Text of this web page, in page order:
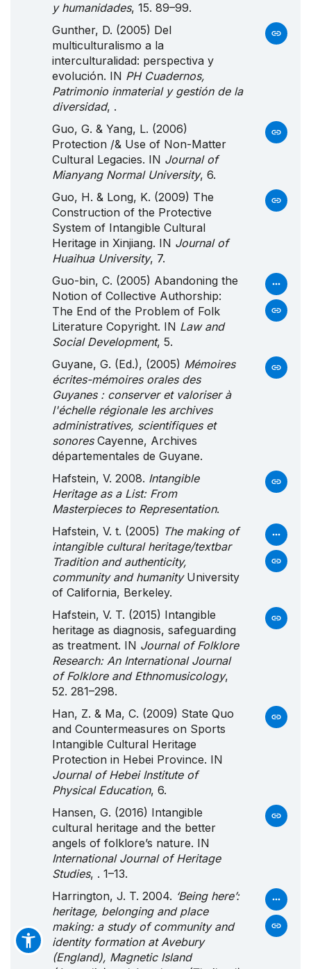
y humanidades, 15. 89–99.
Gunther, D. (2005) Del
multiculturalismo a la
interculturalidad: perspectiva y
evolución. IN PH Cuadernos,
Patrimonio inmaterial y gestión de la
diversidad, .
Guo, G. & Yang, L. (2006)
Protection /& Use of Non-Matter
Cultural Legacies. IN Journal of
Mianyang Normal University, 6.
Guo, H. & Long, K. (2009) The
Construction of the Protective
System of Intangible Cultural
Heritage in Xinjiang. IN Journal of
Huaihua University, 7.
Guo-bin, C. (2005) Abandoning the
Notion of Collective Authorship:
The End of the Problem of Folk
Literature Copyright. IN Law and
Social Development, 5.
Guyane, G. (Ed.), (2005) Mémoires
écrites-mémoires orales des
Guyanes : conserver et valoriser à
l'échelle régionale les archives
administratives, scientifiques et
sonoresCayenne, Archives
départementales de Guyane.
Hafstein, V. 2008. Intangible
Heritage as a List: From
Masterpieces to Representation.
Hafstein, V. t. (2005) The making of
intangible cultural heritage/textbar
Tradition and authenticity,
community and humanityUniversity
of California, Berkeley.
Hafstein, V. T. (2015) Intangible
heritage as diagnosis, safeguarding
as treatment. IN Journal of Folklore
Research: An International Journal
of Folklore and Ethnomusicology,
52. 281–298.
Han, Z. & Ma, C. (2009) State Quo
and Countermeasures on Sports
Intangible Cultural Heritage
Protection in Hebei Province. IN
Journal of Hebei Institute of
Physical Education, 6.
Hansen, G. (2016) Intangible
cultural heritage and the better
angels of folklore’s nature. IN
International Journal of Heritage
Studies, . 1–13.
Harrington, J. T. 2004. ‘Being here’:
heritage, belonging and place
making: a study of community and
identity formation at Avebury
(England), Magnetic Island